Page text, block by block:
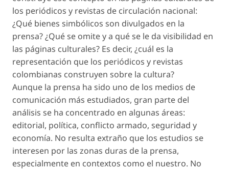
los periódicos y revistas de circulación nacional:
¿Qué bienes simbólicos son divulgados en la
prensa? ¿Qué se omite y a qué se le da visibilidad en
las páginas culturales? Es decir, ¿cuál es la
representación que los periódicos y revistas
colombianas construyen sobre la cultura?
Aunque la prensa ha sido uno de los medios de
comunicación más estudiados, gran parte del
análisis se ha concentrado en algunas áreas:
editorial, política, conflicto armado, seguridad y
economía. No resulta extraño que los estudios se
interesen por las zonas duras de la prensa,
especialmente en contextos como el nuestro. No